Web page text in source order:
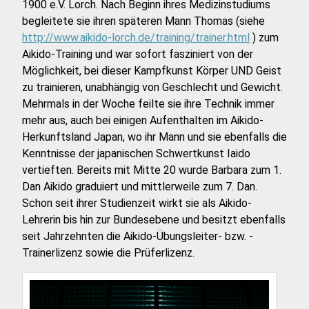
1900 e.V. Lorch. Nach Beginn ihres Medizinstudiums
begleitete sie ihren späteren Mann Thomas (siehe
http://www.aikido-lorch.de/training/trainer.html ) zum
Aikido-Training und war sofort fasziniert von der
Möglichkeit, bei dieser Kampfkunst Körper UND Geist
zu trainieren, unabhängig von Geschlecht und Gewicht.
Mehrmals in der Woche feilte sie ihre Technik immer
mehr aus, auch bei einigen Aufenthalten im Aikido-
Herkunftsland Japan, wo ihr Mann und sie ebenfalls die
Kenntnisse der japanischen Schwertkunst Iaido
vertieften. Bereits mit Mitte 20 wurde Barbara zum 1.
Dan Aikido graduiert und mittlerweile zum 7. Dan.
Schon seit ihrer Studienzeit wirkt sie als Aikido-
Lehrerin bis hin zur Bundesebene und besitzt ebenfalls
seit Jahrzehnten die Aikido-Übungsleiter- bzw. -
Trainerlizenz sowie die Prüferlizenz.